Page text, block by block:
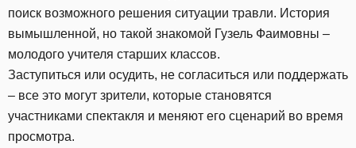
поиск возможного решения ситуации травли. История
вымышленной, но такой знакомой Гузель Фаимовны –
молодого учителя старших классов.
Заступиться или осудить, не согласиться или поддержать
– все это могут зрители, которые становятся
участниками спектакля и меняют его сценарий во время
просмотра.